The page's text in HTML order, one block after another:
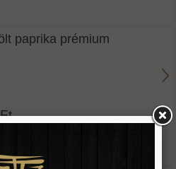
paprika prémium